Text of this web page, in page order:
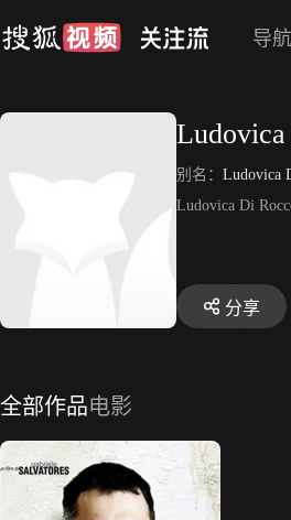
导航
别名： Ludovica
Ludovica Di
分享
全部作品电影